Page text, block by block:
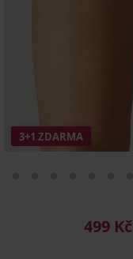
3+1 ZDARMA
499 Kč